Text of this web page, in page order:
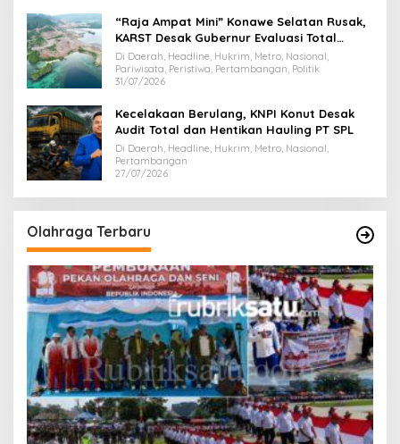
“Raja Ampat Mini” Konawe Selatan Rusak,
KARST Desak Gubernur Evaluasi Total
Dispar Sultra
Di Daerah, Headline, Hukrim, Metro, Nasional,
Pariwisata, Peristiwa, Pertambangan, Politik
31/07/2026
Kecelakaan Berulang, KNPI Konut Desak
Audit Total dan Hentikan Hauling PT SPL
Di Daerah, Headline, Hukrim, Metro, Nasional,
Pertambangan
27/07/2026
Olahraga Terbaru